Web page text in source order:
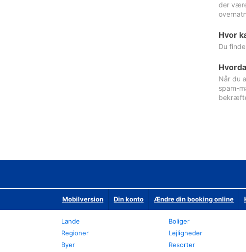
der
Hvor
Du
Når du
spam-
Mobilversion Din konto Ændre din booking online
Lande
Regioner
Byer
Boliger
Lejligheder
Resorter